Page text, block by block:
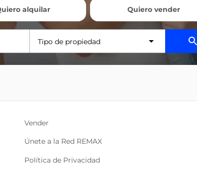
alquilar Quiero vender
Tipo de propiedad
Vender
Únete a la Red REMAX
Política de Privacidad